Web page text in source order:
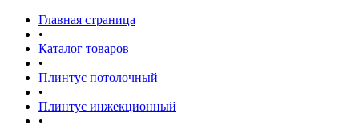
Главная страница
•
Каталог товаров
•
Плинтус потолочный
•
Плинтус инжекционный
•